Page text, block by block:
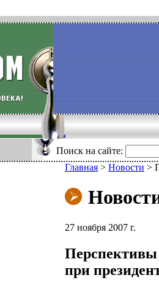
Поиск на сайте:
Главная > Новости >
27 ноября 2007 г.
Перспективы
при